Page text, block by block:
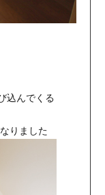
込んでくる
りました